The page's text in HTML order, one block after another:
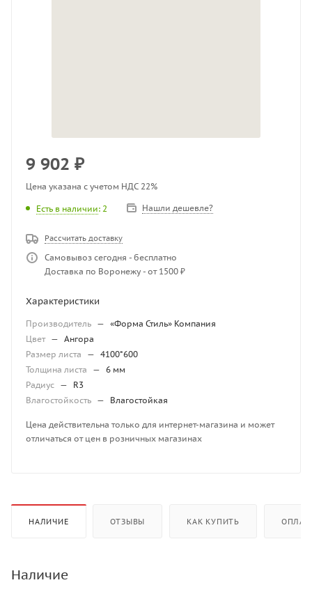
9 902 ₽
Цена указана с учетом НДС 22%
Есть в наличии: 2 Нашли дешевле?
Рассчитать доставку
Самовывоз сегодня - бесплатно
Доставка по Воронежу - от 1500 ₽
Характеристики
Производитель — «Форма Стиль» Компания
Цвет — Ангора
Размер листа
— 4100*600
Толщина листа
— 6 мм
Радиус —
R3
Влагостойкость — Влагостойкая
Цена действительна только для интернет-магазина и может
отличаться от цен в розничных магазинах
НАЛИЧИЕ ОТЗЫВЫ КАК КУПИТЬ
Наличие